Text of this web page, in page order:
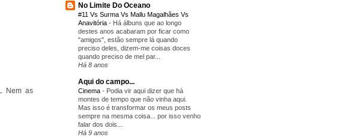
Nem as
No Limite Do Oceano
#11 Vs Surma Vs Mallu Magalhães Vs
Anavitória - Há álbuns que ao longo
destes anos acabaram por ficar como
"amigos", estão sempre lá quando
preciso deles, dizem-me coisas doces
quando preciso de mel par...
Há 8 anos
Aqui do campo...
Cinema - Podia vir aqui dizer que há
montes de tempo que não vinha aqui.
Mas isso é transformar os meus posts
sempre na mesma coisa... por isso venho
falar dos dois...
Há 9 anos